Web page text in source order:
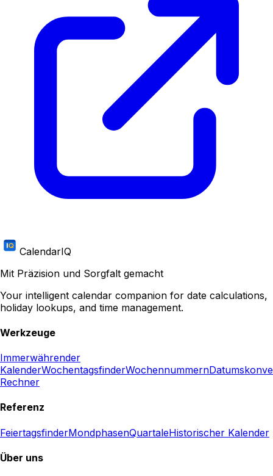
CalendarIQ
Mit Präzision und Sorgfalt gemacht
Your intelligent calendar companion for date calculations,
holiday lookups, and time management.
Werkzeuge
Immerwährender
KalenderWochentagsfinderWochennummern
Rechner
Referenz
FeiertagsfinderMondphasenQuartaleHistorischer Kalender
Über uns